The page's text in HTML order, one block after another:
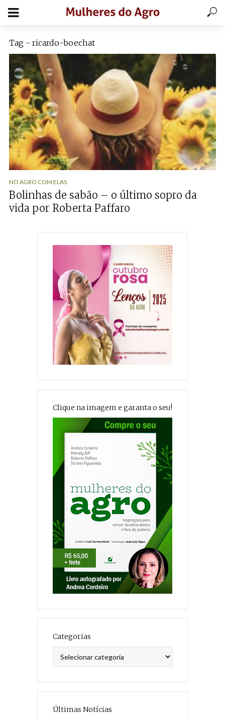
Tag - ricardo-boechat
NO AGRO COM ELAS
Bolinhas de sabão – o último sopro da
vida por Roberta Paffaro
Clique na imagem e garanta o seu!
Categorias
Últimas Notícias